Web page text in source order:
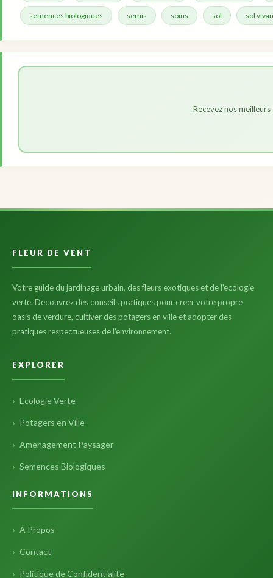
semences biologiques semis soins sol sol
Recevez nos
FLEUR DE VENT
Votre guide du jardinage urbain, des fleurs exotiques et de l'ecologie
verte. Decouvrez des conseils pratiques pour creer votre propre
oasis de verdure, cultiver des potagers en ville et adopter des
pratiques respectueuses de l'environnement.
EXPLORER
Ecologie Verte
Potagers en Ville
Amenagement Paysager
Semences Biologiques
INFORMATIONS
A Propos
Contact
Politique de Confidentialite